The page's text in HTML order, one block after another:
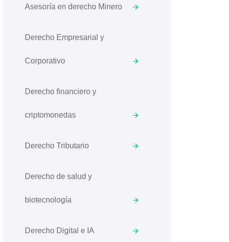
Asesoría en derecho Minero
Derecho Empresarial y
Corporativo
Derecho financiero y
criptomonedas
Derecho Tributario
Derecho de salud y
biotecnología
Derecho Digital e IA